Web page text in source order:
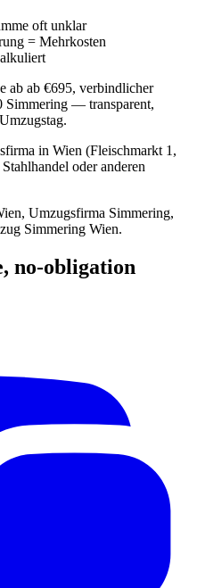
oft unklar
= Mehrkosten
ab ab €695, verbindlicher
Simmering — transparent,
in Wien (Fleischmarkt 1,
oder anderen
Umzugsfirma Simmering,
Simmering Wien.
no-obligation